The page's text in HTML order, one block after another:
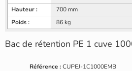
Hauteur :
700 mm
Poids :
86 kg
Bac de rétention PE 1 cuve
Référence : CUPEJ-1C1000EMB